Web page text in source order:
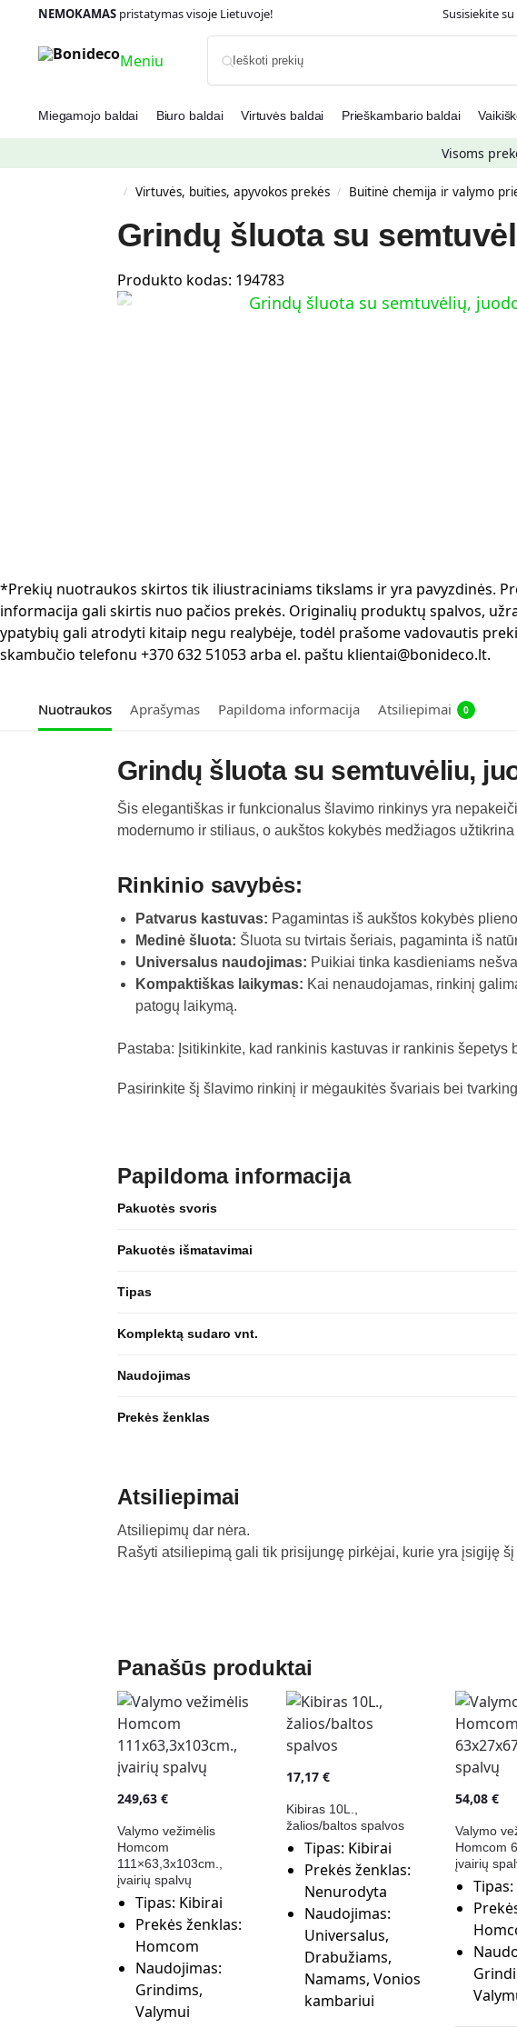
NEMOKAMASpristatymas visoje Lietuvoje! Susisiekite
Meniu
Miegamojo baldai Biuro baldai Virtuvės baldai Prieškambario baldai
Visoms
/ Virtuvės, buities, apyvokos prekės / Buitinė chemija ir valymo
Grindų šluota su
Produkto kodas: 194783
*Prekių nuotraukos skirtos tik iliustraciniams tikslams ir yra pavyzdinės.
informacija gali skirtis nuo pačios prekės. Originalių produktų spalvos,
ypatybių gali atrodyti kitaip negu realybėje, todėl prašome vadovautis
skambučio telefonu +370 632 51053 arba el. paštu klientai@bonideco.lt.
Nuotraukos Aprašymas Papildoma informacija Atsiliepimai 0
Grindų šluota su semtuvėliu,
Šis elegantiškas ir funkcionalus šlavimo rinkinys yra
modernumo ir stiliaus, o aukštos kokybės medžiagos
Rinkinio savybės:
Patvarus kastuvas: Pagamintas iš aukštos kokybės
Medinė šluota: Šluota su tvirtais šeriais, pagaminta iš
Universalus naudojimas: Puikiai tinka kasdieniams
Kompaktiškas laikymas: Kai nenaudojamas, rinkinį
patogų laikymą.
Pastaba: Įsitikinkite, kad rankinis kastuvas ir rankinis
Pasirinkite šį šlavimo rinkinį ir mėgaukitės švariais bei
Papildoma informacija
Pakuotės svoris
Pakuotės išmatavimai
Tipas
Komplektą sudaro vnt.
Naudojimas
Prekės ženklas
Atsiliepimai
Atsiliepimų dar nėra.
Rašyti atsiliepimą gali tik prisijungę pirkėjai, kurie yra įsigiję šį
Panašūs produktai
249,63 €
Valymo vežimėlis
Homcom
111×63,3x103cm.,
įvairių spalvų
Tipas: Kibirai
Prekės ženklas:
Homcom
Naudojimas:
Grindims,
Valymui
17,17 €
Kibiras 10L.,
žalios/baltos spalvos
Tipas: Kibirai
Prekės ženklas:
Nenurodyta
Naudojimas:
Universalus,
Drabužiams,
Namams, Vonios
kambariui
54,08 €
Valymo
Homcom
įvairių
Tipas: